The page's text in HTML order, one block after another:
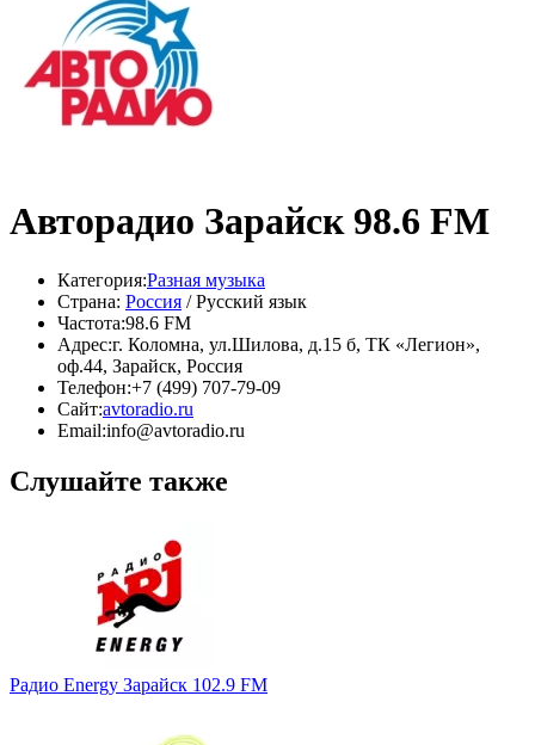
Авторадио Зарайск 98.6 FM
Категория:Разная музыка
Страна: Россия / Русский язык
Частота:98.6 FM
Адрес:г. Коломна, ул.Шилова, д.15 б, ТК «Легион»,
оф.44, Зарайск, Россия
Телефон:+7 (499) 707-79-09
Сайт:avtoradio.ru
Email:info@avtoradio.ru
Слушайте также
Радио Energy Зарайск 102.9 FM